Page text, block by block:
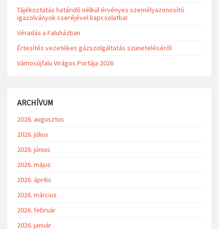
Tájékoztatás határidő nélkül érvényes személyazonosító
igazolványok cseréjével kapcsolatba!
Véradás a Faluházban
Értesítés vezetékes gázszolgáltatás szüneteléséről
Vámosújfalu Virágos Portája 2026
ARCHÍVUM
2026. augusztus
2026. július
2026. június
2026. május
2026. április
2026. március
2026. február
2026. január